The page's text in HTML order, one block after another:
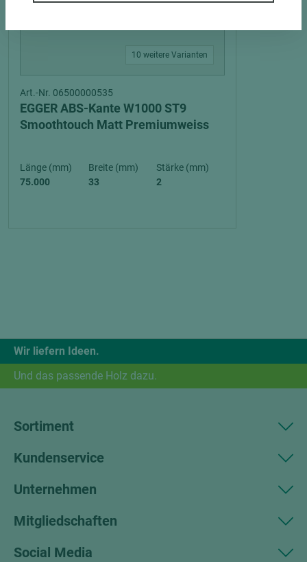
10 weitere Varianten
Art.-Nr. 06500000535
EGGER ABS-Kante W1000 ST9
Smoothtouch Matt Premiumweiss
Länge (mm)
75.000
Breite (mm)
33
Stärke (mm)
2
Wir liefern Ideen.
Und das passende Holz dazu.
Sortiment
Kundenservice
Unternehmen
Mitgliedschaften
Social Media